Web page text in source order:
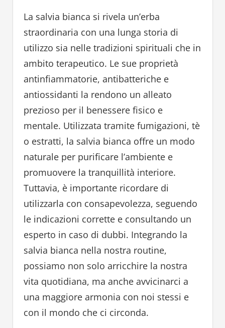
La salvia bianca si rivela un’erba
straordinaria con una lunga storia di
utilizzo sia nelle tradizioni spirituali che in
ambito terapeutico. Le sue proprietà
antinfiammatorie, antibatteriche e
antiossidanti la rendono un alleato
prezioso per il benessere fisico e
mentale. Utilizzata tramite fumigazioni, tè
o estratti, la salvia bianca offre un modo
naturale per purificare l’ambiente e
promuovere la tranquillità interiore.
Tuttavia, è importante ricordare di
utilizzarla con consapevolezza, seguendo
le indicazioni corrette e consultando un
esperto in caso di dubbi. Integrando la
salvia bianca nella nostra routine,
possiamo non solo arricchire la nostra
vita quotidiana, ma anche avvicinarci a
una maggiore armonia con noi stessi e
con il mondo che ci circonda.